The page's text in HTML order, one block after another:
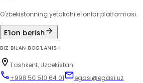
O'zbekistonning yetakchi e'lonlar platformasi.
E'lon berish
BIZ BILAN BOG'LANISH
Tashkent, Uzbekistan
+998 50 510 64 01
egasi@egasi.uz